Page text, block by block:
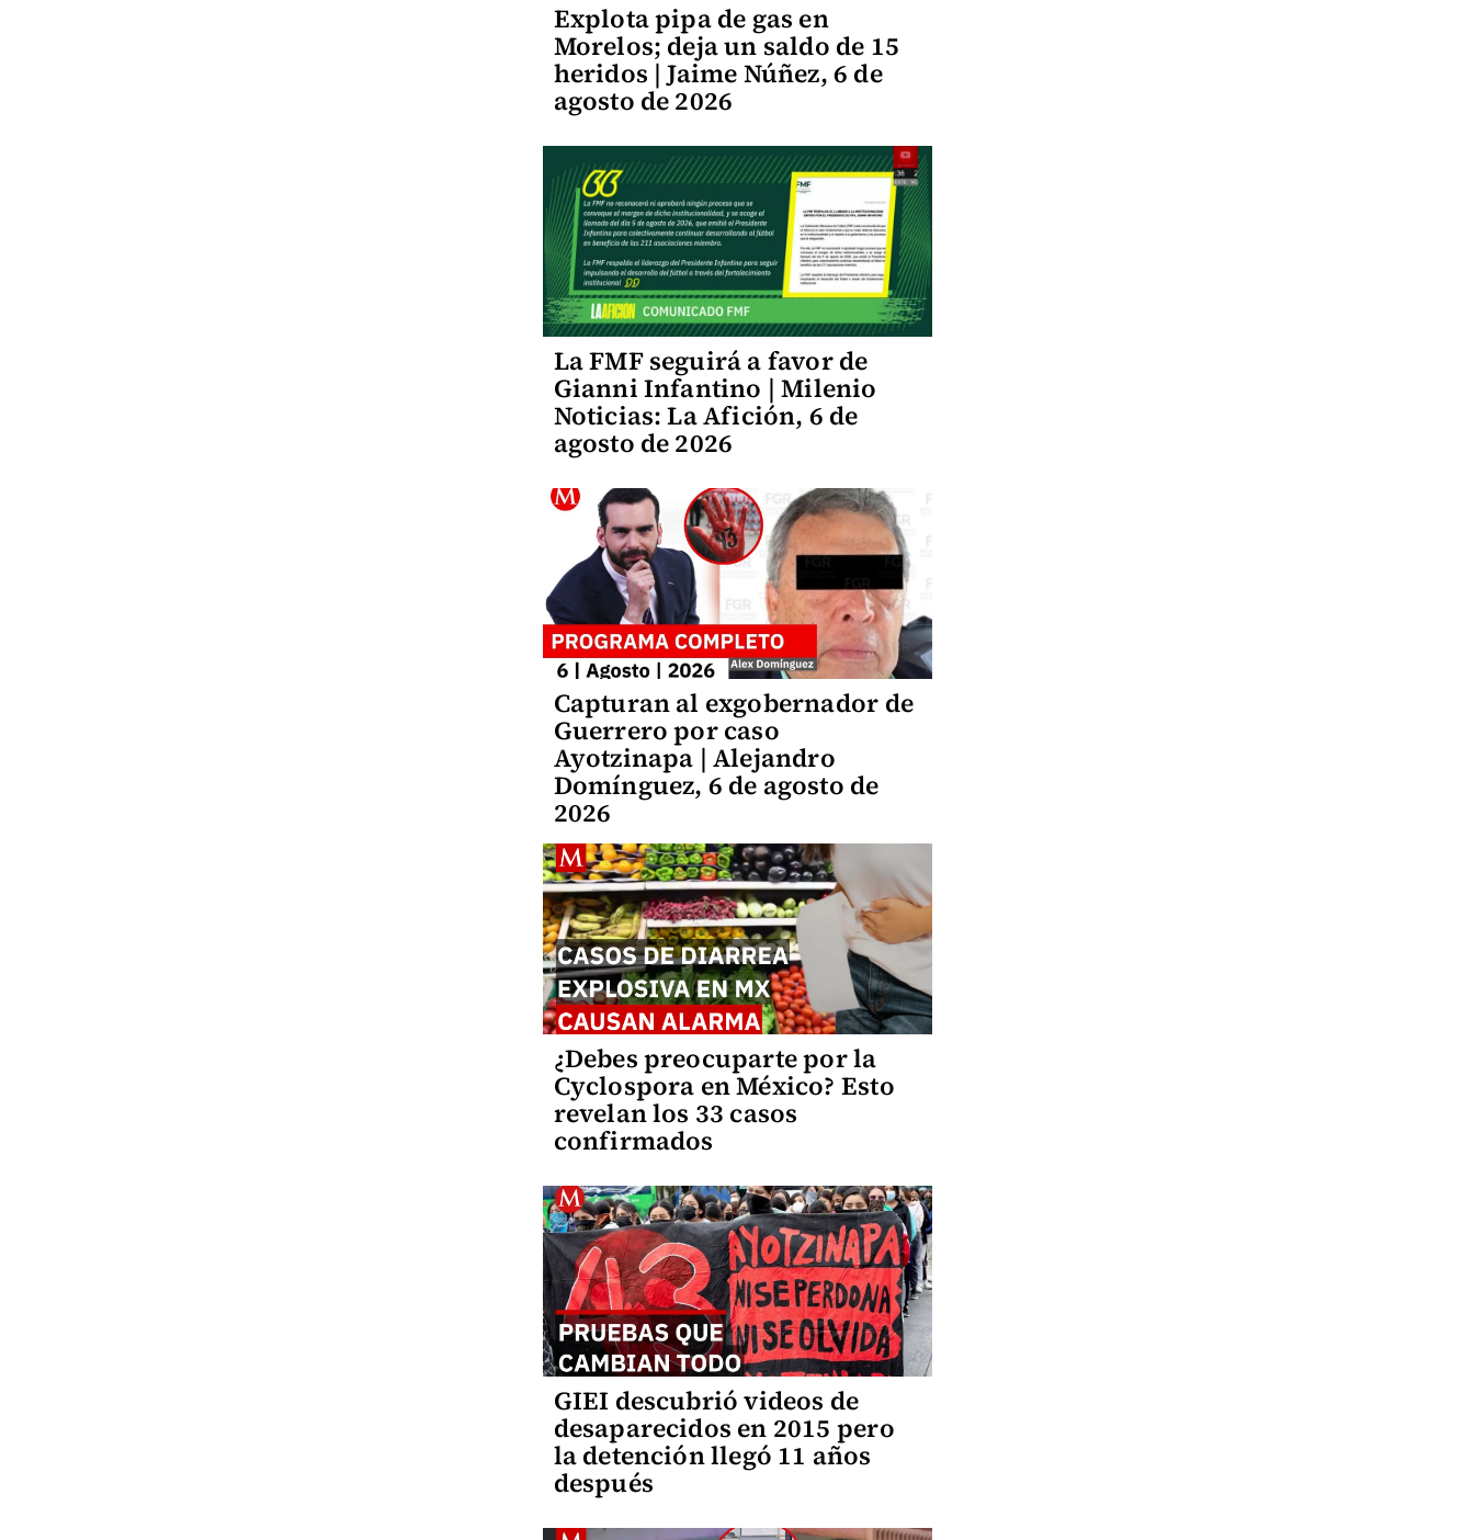
Explota pipa de gas en
Morelos; deja un saldo de 15
heridos | Jaime Núñez, 6 de
agosto de 2026
La FMF seguirá a favor de
Gianni Infantino | Milenio
Noticias: La Afición, 6 de
agosto de 2026
Capturan al exgobernador de
Guerrero por caso
Ayotzinapa | Alejandro
Domínguez, 6 de agosto de
2026
¿Debes preocuparte por la
Cyclospora en México? Esto
revelan los 33 casos
confirmados
GIEI descubrió videos de
desaparecidos en 2015 pero
la detención llegó 11 años
después